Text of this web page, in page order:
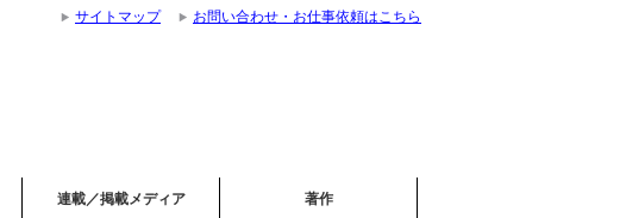
連載／掲載メディア 著作
サイトマップ お問い合わせ・お仕事依頼はこちら